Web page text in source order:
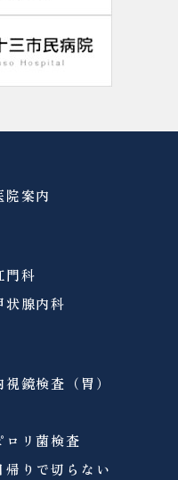
院案内
門科
状腺内科
視鏡検査（胃）
ロリ菌検査
帰りで切らない